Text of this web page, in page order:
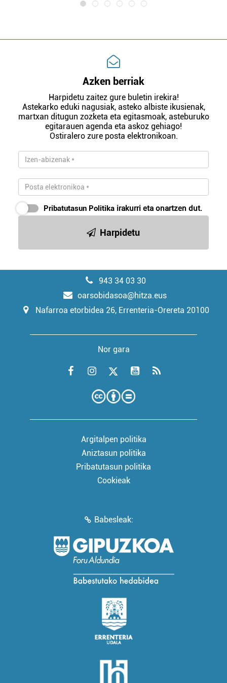
Azken berriak
Harpidetu zaitez gure buletin irekira!
Astekarko eduki nagusiak, asteko albiste ikusienak,
martxan ditugun zozketa eta egitasmoak, asteburuko
egitarauen agenda eta askoz gehiago!
Ostiralero zure posta elektronikoan.
Pribatutasun Politika irakurri eta onartzen dut.
Harpidetu
943 34 03 30
oarsobidasoa@hitza.eus
Nafarroa etorbidea 26, Errenteria-Orereta 20100
Nor gara
Argitalpen politika
Aniztasun politika
Pribatutasun politika
Cookieak
Babesleak: